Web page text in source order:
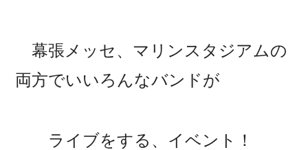
幕張メッセ、マリンスタジアムの
両方でいいろんなバンドが
ライブをする、イベント！